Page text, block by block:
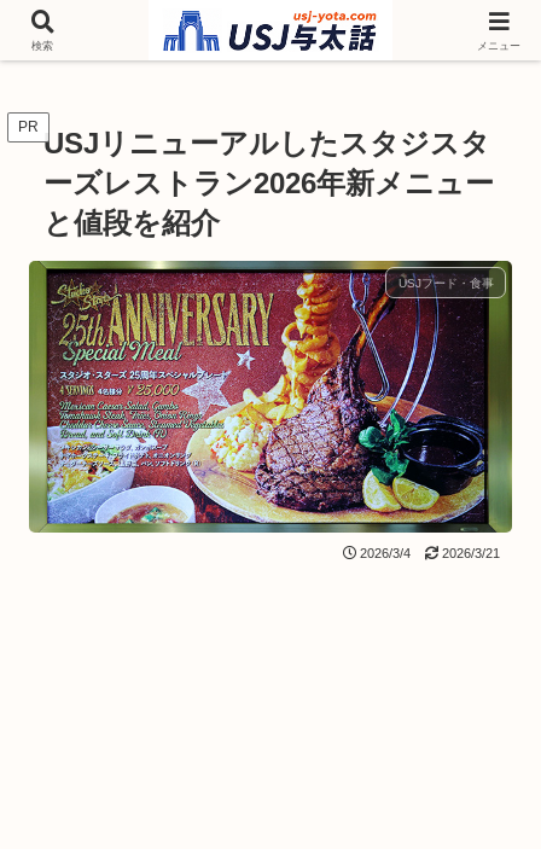
チケットやシーズンイベント ニンテンドーワールド アトラクションなどユニ
バを歩いて情報収集しています
PR USJリニューアルしたスタジスタ
ーズレストラン2026年新メニュー
と値段を紹介
USJフード・食事
2026/3/4 2026/3/21
検索 メニュー